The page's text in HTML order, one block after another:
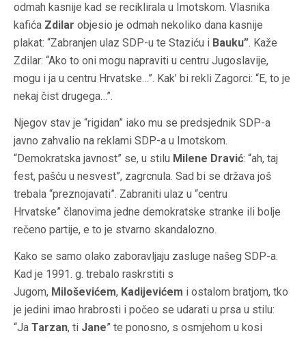
odmah kasnije kad se reciklirala u Imotskom. Vlasnika
kafića Zdilar objesio je odmah nekoliko dana kasnije
plakat: “Zabranjen ulaz SDP-u te Staziću i Bauku”. Kaže
Zdilar: “Ako to oni mogu napraviti u centru Jugoslavije,
mogu i ja u centru Hrvatske…”. Kak’ bi rekli Zagorci: “E, to je
nekaj čist drugega…”.
Njegov stav je “rigidan” iako mu se predsjednik SDP-a
javno zahvalio na reklami SDP-a u Imotskom.
“Demokratska javnost” se, u stilu Milene Dravić: “ah, taj
fest, pašću u nesvest”, zagrcnula. Sad bi se država još
trebala “preznojavati”. Zabraniti ulaz u “centru
Hrvatske” članovima jedne demokratske stranke ili bolje
rečeno partije, e to je stvarno skandalozno.
Kako se samo olako zaboravljaju zasluge našeg SDP-a.
Kad je 1991. g. trebalo raskrstiti s
Jugom, Miloševićem, Kadijevićem i ostalom bratjom, tko
je jedini imao hrabrosti i počeo se udarati u prsa u stilu:
“Ja Tarzan, ti Jane” te ponosno, s osmjehom u kosi